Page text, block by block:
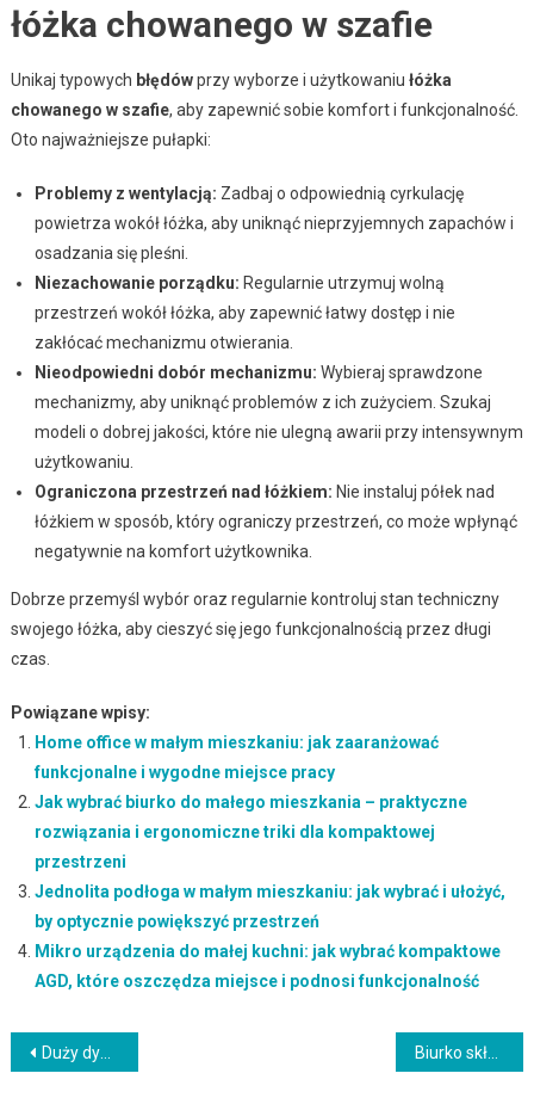
łóżka chowanego w szafie
Unikaj typowych błędówprzy wyborze i użytkowaniu łóżka
chowanego w szafie, aby zapewnić sobie komfort i funkcjonalność.
Oto najważniejsze pułapki:
Problemy z wentylacją: Zadbaj o odpowiednią cyrkulację
powietrza wokół łóżka, aby uniknąć nieprzyjemnych zapachów i
osadzania się pleśni.
Niezachowanie porządku: Regularnie utrzymuj wolną
przestrzeń wokół łóżka, aby zapewnić łatwy dostęp i nie
zakłócać mechanizmu otwierania.
Nieodpowiedni dobór mechanizmu: Wybieraj sprawdzone
mechanizmy, aby uniknąć problemów z ich zużyciem. Szukaj
modeli o dobrej jakości, które nie ulegną awarii przy intensywnym
użytkowaniu.
Ograniczona przestrzeń nad łóżkiem: Nie instaluj półek nad
łóżkiem w sposób, który ograniczy przestrzeń, co może wpłynąć
negatywnie na komfort użytkownika.
Dobrze przemyśl wybór oraz regularnie kontroluj stan techniczny
swojego łóżka, aby cieszyć się jego funkcjonalnością przez długi
czas.
Powiązane wpisy:
Home office w małym mieszkaniu: jak zaaranżować
funkcjonalne i wygodne miejsce pracy
Jak wybrać biurko do małego mieszkania – praktyczne
rozwiązania i ergonomiczne triki dla kompaktowej
przestrzeni
Jednolita podłoga w małym mieszkaniu: jak wybrać i ułożyć,
by optycznie powiększyć przestrzeń
Mikro urządzenia do małej kuchni: jak wybrać kompaktowe
AGD, które oszczędza miejsce i podnosi funkcjonalność
Nawigacja
Duży dywan w pokoju: jak dobrać rozmiar i proporcje, by stworzyć harmonijną przestrzeń Biurko składane do małego mieszkania: jak wybrać funkcjonalny i trwały model oszczędzający przestrzeń